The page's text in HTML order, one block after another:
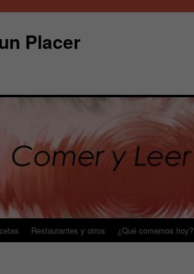
Placer
Restaurantes y otros ¿Qué comemos hoy?